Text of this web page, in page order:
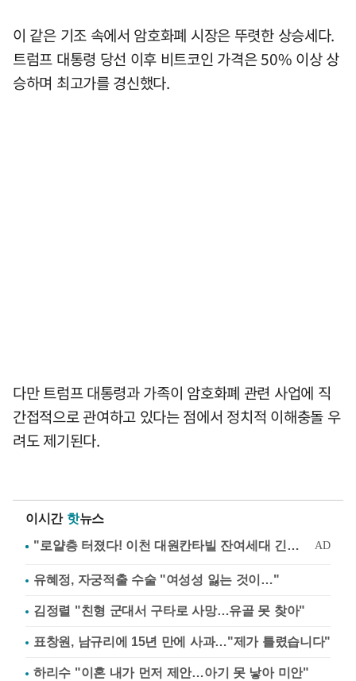
이 같은 기조 속에서 암호화폐 시장은 뚜렷한 상승세다.
트럼프 대통령 당선 이후 비트코인 가격은 50% 이상 상
승하며 최고가를 경신했다.
다만 트럼프 대통령과 가족이 암호화폐 관련 사업에 직
간접적으로 관여하고 있다는 점에서 정치적 이해충돌 우
려도 제기된다.
이시간 핫뉴스
유혜정, 자궁적출 수술 "여성성 잃는 것이…"
김정렬 "친형 군대서 구타로 사망…유골 못 찾아"
표창원, 남규리에 15년 만에 사과…"제가 틀렸습니다"
하리수 "이혼 내가 먼저 제안…아기 못 낳아 미안"